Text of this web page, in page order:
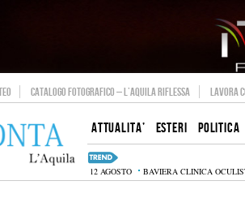
CATALOGO FOTOGRAFICO – L’AQUILA RIFLESSA LAVORA
ATTUALITA’ ESTERI POLITICA
12 AGOSTO BAVIERA CLINICA